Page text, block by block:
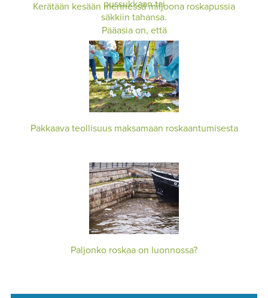
Kerätään kesään mennessä miljoona roskapussia
Pakkaava teollisuus maksamaan roskaantumisesta
Paljonko roskaa on luonnossa?